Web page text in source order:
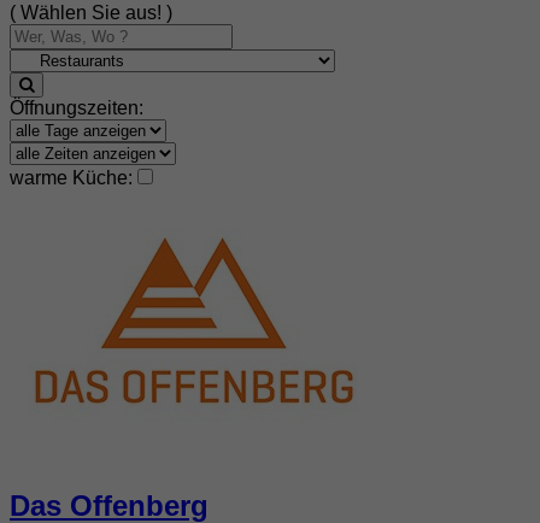
( Wählen Sie aus! )
Öffnungszeiten:
warme Küche:
Das Offenberg